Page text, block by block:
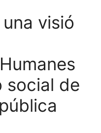
ar
te
visió
social de